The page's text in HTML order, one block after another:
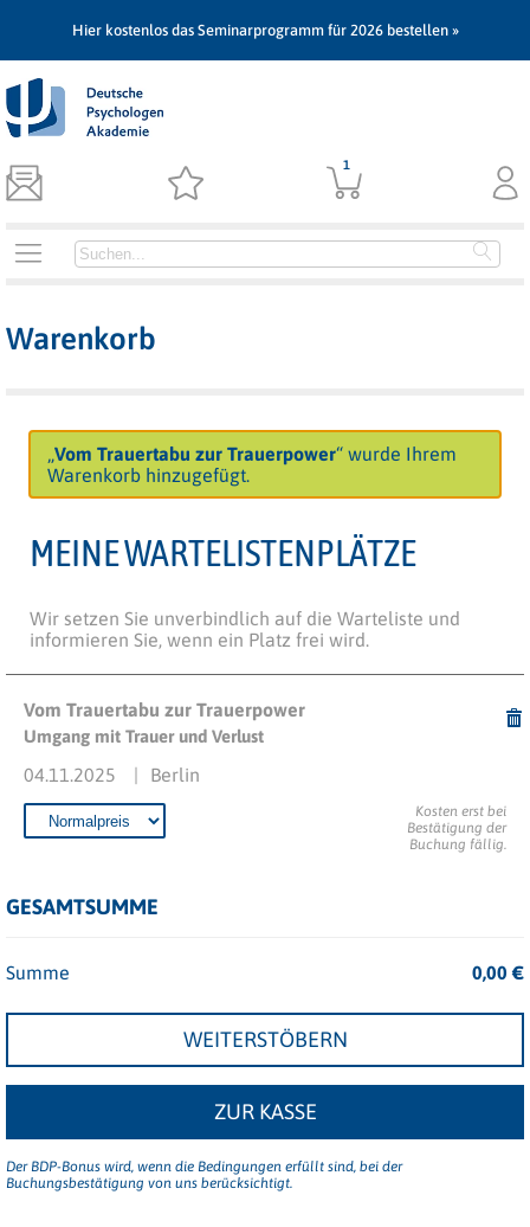
Hier kostenlos das Seminarprogramm für 2026 bestellen »
1
Warenkorb
„Vom Trauertabu zur Trauerpower“ wurde Ihrem
Warenkorb hinzugefügt.
MEINE WARTELISTENPLÄTZE
Wir setzen Sie unverbindlich auf die Warteliste und
informieren Sie, wenn ein Platz frei wird.
Vom Trauertabu zur Trauerpower
Umgang mit Trauer und Verlust
Berlin
04.11.2025
Kosten erst bei
Bestätigung der
Buchung fällig.
GESAMTSUMME
Summe 0,00€
WEITERSTÖBERN
ZUR KASSE
Der BDP-Bonus wird, wenn die Bedingungen erfüllt sind, bei der
Buchungsbestätigung von uns berücksichtigt.